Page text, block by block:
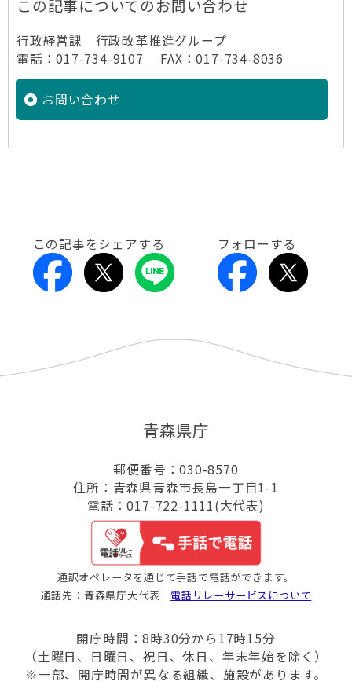
この記事についてのお問い合わせ
行政経営課 行政改革推進グループ
電話：017-734-9107 FAX：017-734-8036
お問い合わせ
この記事をシェアする フォローする
青森県庁
郵便番号：030-8570
住所：青森県青森市長島一丁目1-1
電話：017-722-1111(大代表)
通訳オペレータを通じて手話で電話ができます。
通話先：青森県庁大代表 電話リレーサービスについて
開庁時間：8時30分から17時15分
（土曜日、日曜日、祝日、休日、年末年始を除く）
※一部、開庁時間が異なる組織、施設があります。